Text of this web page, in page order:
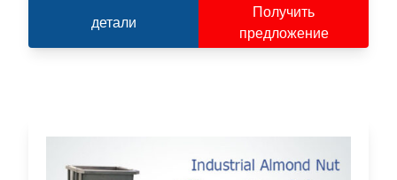
детали
Получить
предложение